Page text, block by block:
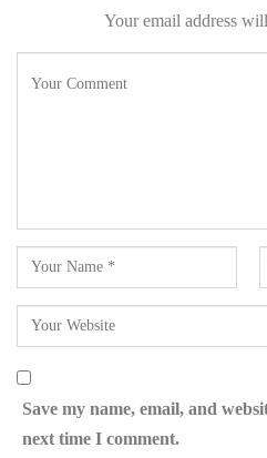
Your email address
Save my name, email, and
next time I comment.